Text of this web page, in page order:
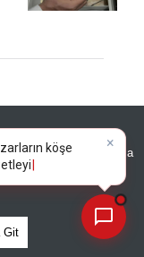
ve GDPR kapsamında
Metnimizi
Git
×
köşe